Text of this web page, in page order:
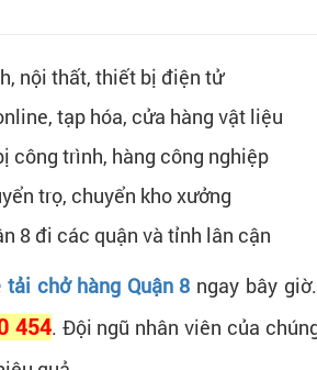
nội thất, thiết bị điện tử
tạp hóa, cửa hàng vật liệu
công trình, hàng công nghiệp
trọ, chuyển kho xưởng
8 đi các quận và tỉnh lân cận
tải chở hàng Quận 8 ngay bây
454. Đội ngũ nhân viên của